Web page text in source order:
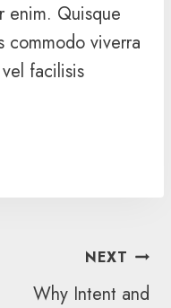
enim. Quisque
commodo viverra
facilisis
NEXT
Why Intent and